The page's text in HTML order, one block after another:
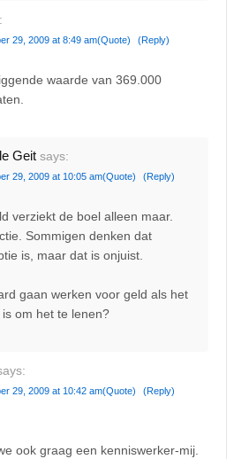
29, 2009 at 8:49 am(Quote) (Reply)
waarde van 369.000
Geit says:
29, 2009 at 10:05 am(Quote) (Reply)
verziekt de boel alleen maar.
Sommigen denken dat
is, maar dat is onjuist.
gaan werken voor geld als het
om het te lenen?
29, 2009 at 10:42 am(Quote) (Reply)
ook graag een kenniswerker-mij.